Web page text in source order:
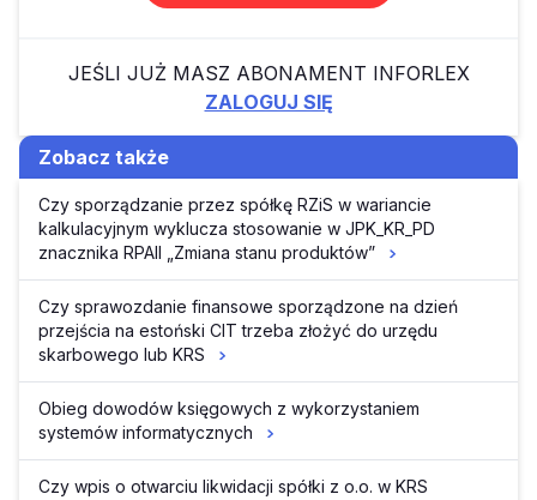
JEŚLI JUŻ MASZ ABONAMENT INFORLEX
ZALOGUJ SIĘ
Zobacz także
Czy sporządzanie przez spółkę RZiS w wariancie
kalkulacyjnym wyklucza stosowanie w JPK_KR_PD
znacznika RPAII „Zmiana stanu produktów”
Czy sprawozdanie finansowe sporządzone na dzień
przejścia na estoński CIT trzeba złożyć do urzędu
skarbowego lub KRS
Obieg dowodów księgowych z wykorzystaniem
systemów informatycznych
Czy wpis o otwarciu likwidacji spółki z o.o. w KRS